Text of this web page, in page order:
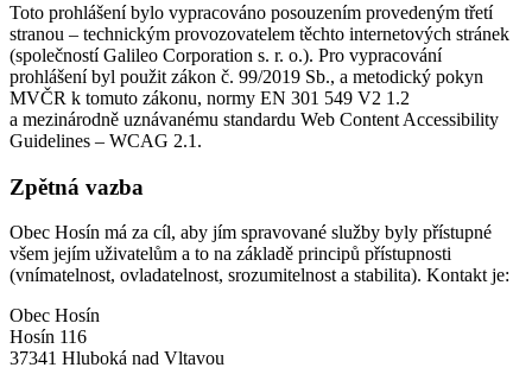
Toto prohlášení bylo vypracováno posouzením provedeným třetí
stranou – technickým provozovatelem těchto internetových stránek
(společností Galileo Corporation s. r. o.). Pro vypracování
prohlášení byl použit zákon č. 99/2019 Sb., a metodický pokyn
MVČR k tomuto zákonu, normy EN 301 549 V2 1.2
a mezinárodně uznávanému standardu Web Content Accessibility
Guidelines – WCAG 2.1.
Zpětná vazba
Obec Hosín má za cíl, aby jím spravované služby byly přístupné
všem jejím uživatelům a to na základě principů přístupnosti
(vnímatelnost, ovladatelnost, srozumitelnost a stabilita). Kontakt je:
Obec Hosín
Hosín 116
37341 Hluboká nad Vltavou